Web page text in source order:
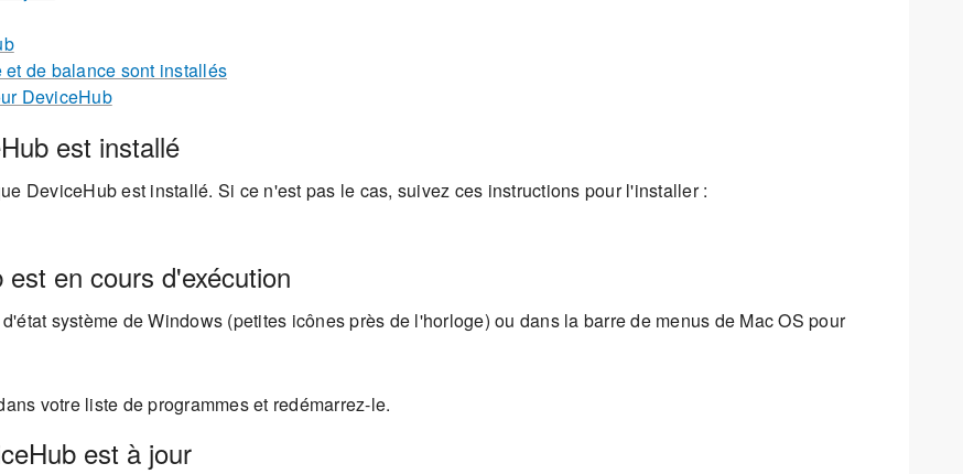
de balance sont installés
DeviceHub
est installé
DeviceHub est installé. Si ce n'est pas le cas, suivez ces instructions pour l'installer :
en cours d'exécution
système de Windows (petites icônes près de l'horloge) ou dans la barre de menus de Mac OS pour
votre liste de programmes et redémarrez-le.
est à jour